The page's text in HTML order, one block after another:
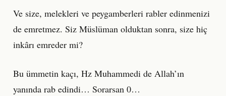
Ve size, melekleri ve peygamberleri rabler edinmenizi
de emretmez. Siz Müslüman olduktan sonra, size hiç
inkârı emreder mi?
Bu ümmetin kaçı, Hz Muhammedi de Allah’ın
yanında rab edindi… Sorarsan 0…